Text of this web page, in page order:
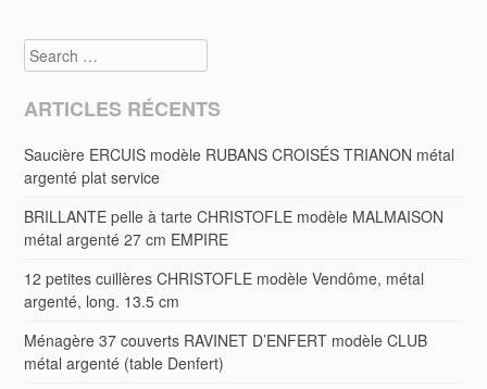
Search
ARTICLES RÉCENTS
Saucière ERCUIS modèle RUBANS CROISÉS TRIANON métal
argenté plat service
BRILLANTE pelle à tarte CHRISTOFLE modèle MALMAISON
métal argenté 27 cm EMPIRE
12 petites cuillères CHRISTOFLE modèle Vendôme, métal
argenté, long. 13.5 cm
Ménagère 37 couverts RAVINET D’ENFERT modèle CLUB
métal argenté (table Denfert)